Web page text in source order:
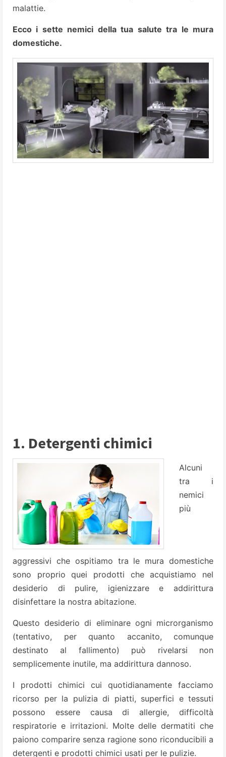
malattie.
Ecco i sette nemici della tua salute tra le mura
domestiche.
1. Detergenti chimici
Alcuni
tra i
nemici
più
aggressivi che ospitiamo tra le mura domestiche
sono proprio quei prodotti che acquistiamo nel
desiderio di pulire, igienizzare e addirittura
disinfettare la nostra abitazione.
Questo desiderio di eliminare ogni microrganismo
(tentativo, per quanto accanito, comunque
destinato al fallimento) può rivelarsi non
semplicemente inutile, ma addirittura dannoso.
I prodotti chimici cui quotidianamente facciamo
ricorso per la pulizia di piatti, superfici e tessuti
possono essere causa di allergie, difficoltà
respiratorie e irritazioni. Molte delle dermatiti che
paiono comparire senza ragione sono riconducibili a
detergenti e prodotti chimici usati per le pulizie.